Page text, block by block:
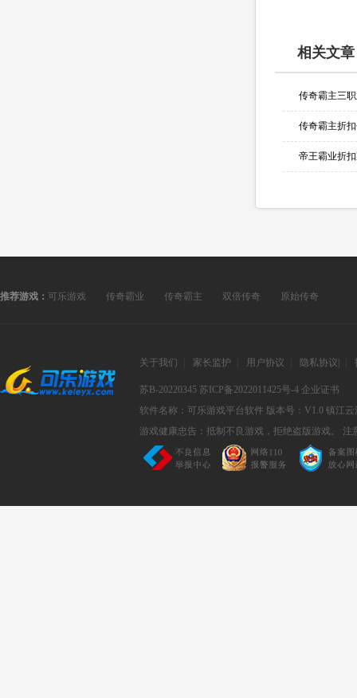
相关文章
帝王霸业折
推荐游戏： 可乐游戏 传奇霸业 传奇霸主 双倍传奇 原始传奇
关于我们 家长监护 用户协议 隐私协议
苏B-20220345 苏ICP备2022011425号-4 企业证书
软件名称：可乐游戏平台软件 版本号：V1.0 镇江云
游戏健康忠告：抵制不良游戏，拒绝盗版游戏。